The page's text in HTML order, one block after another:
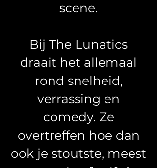
scene.
Bij The Lunatics
draait het allemaal
rond snelheid,
verrassing en
comedy. Ze
overtreffen hoe dan
ook je stoutste, meest